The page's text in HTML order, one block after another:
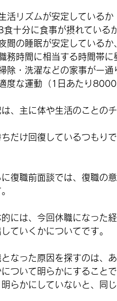
活リズムが安定しているか
食十分に食事が摂れている
間の睡眠が安定しているか
務時間に相当する時間帯
除・洗濯などの家事が一通
度な運動（1日あたり
は、主に体や生活のことの
ちだけ回復しているつもり
に復職前面談では、復職の
的には、今回休職になった
ていくかについてです。
となった原因を探すのは、
について明らかにすること
明らかにしていないと、同